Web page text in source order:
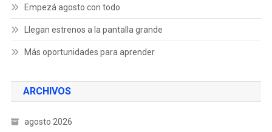
Empezá agosto con todo
Llegan estrenos a la pantalla grande
Más oportunidades para aprender
ARCHIVOS
agosto 2026